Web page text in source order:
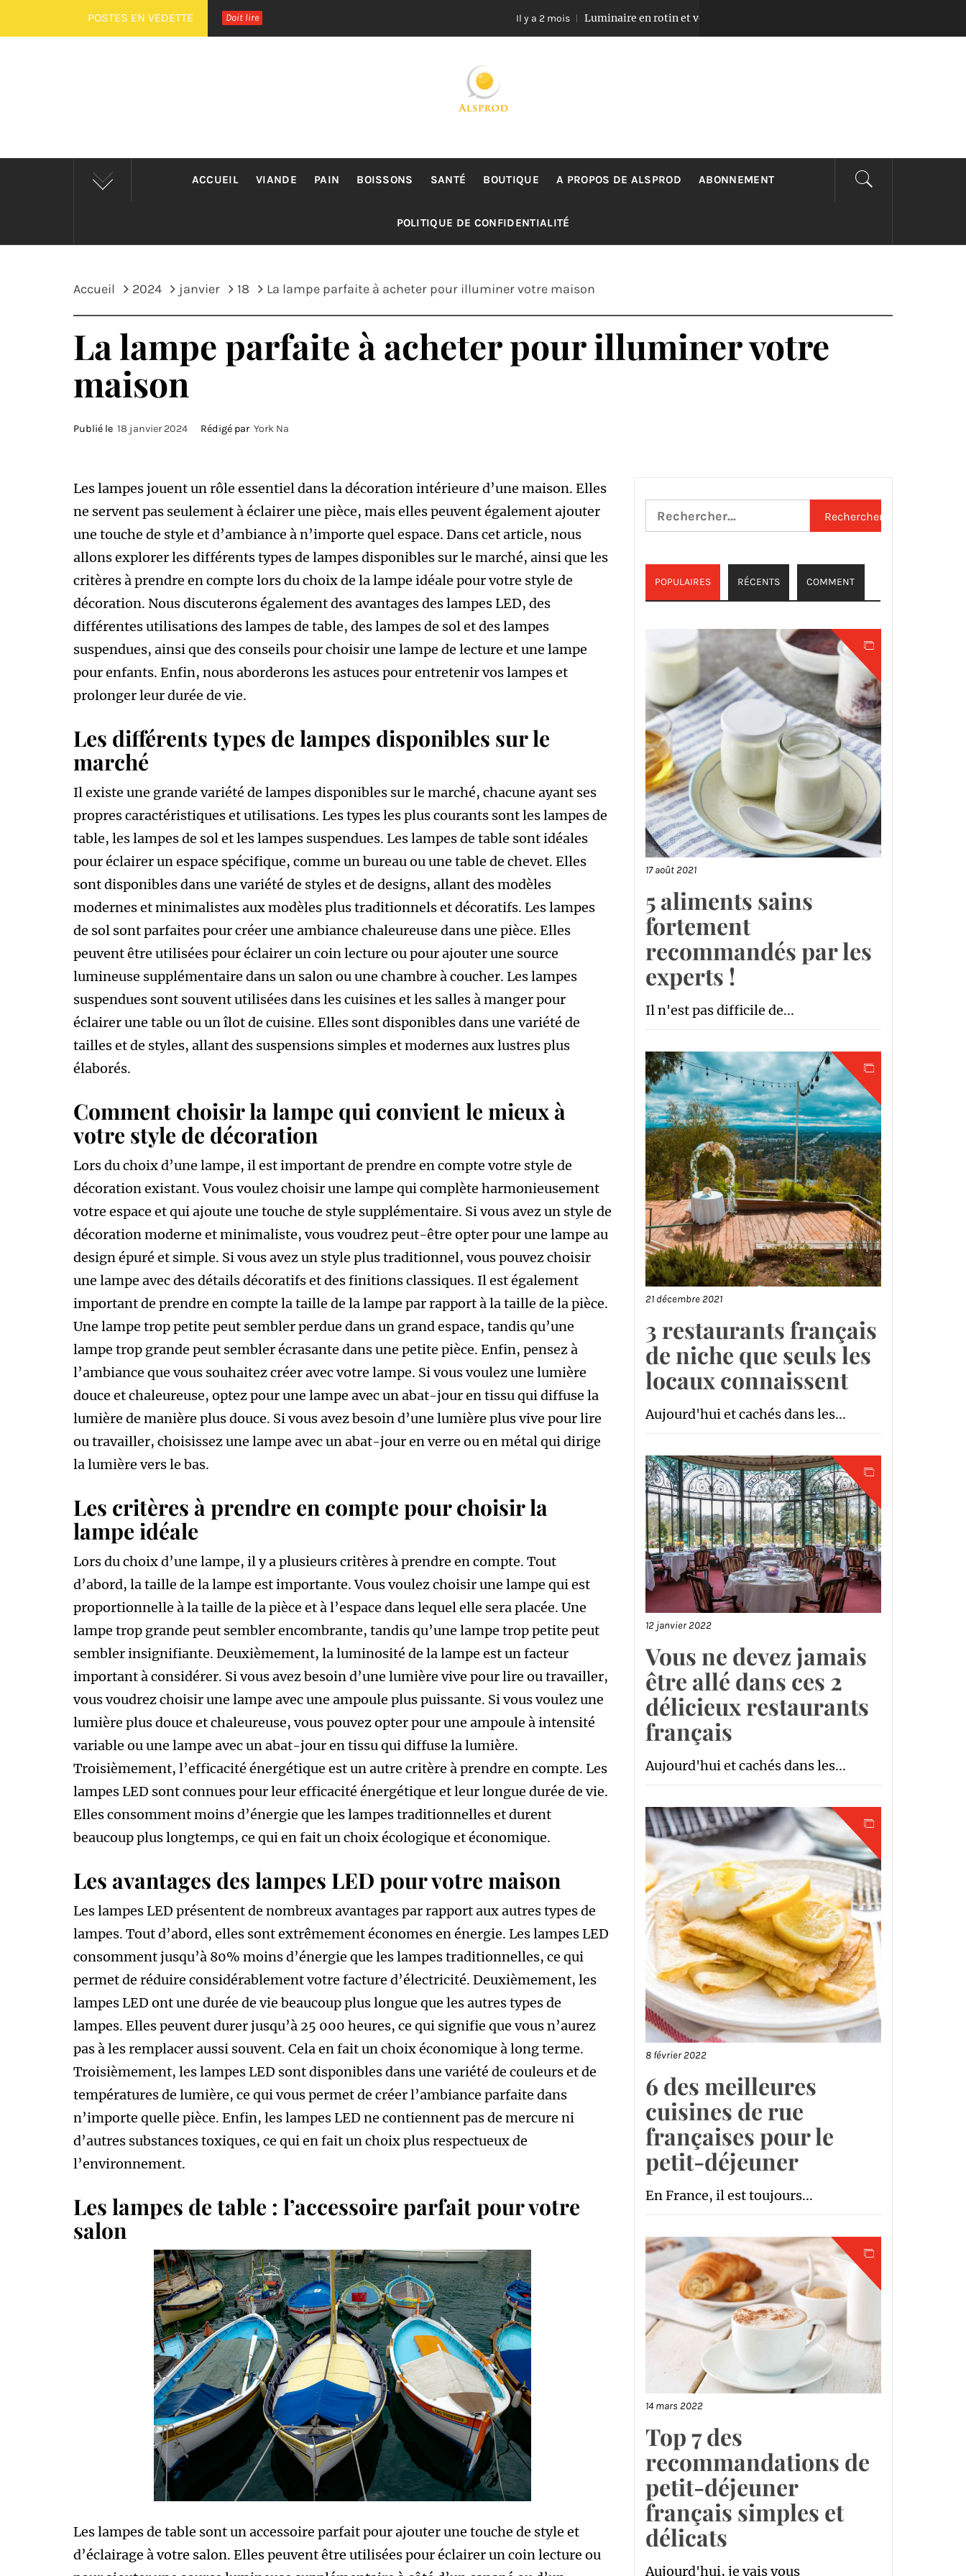
au
POSTES EN VEDETTE Doit lire Il y a 2 mois Luminaire en rotin et verre pour chambre avec lumière chaleureuse
ALSPROD
Site De Partage De Délicieux Plats
ACCUEIL VIANDE PAIN BOISSONS SANTÉ BOUTIQUE A PROPOS DE ALSPROD ABONNEMENT
POLITIQUE DE CONFIDENTIALITÉ
Accueil 2024 janvier 18 La lampe parfaite à acheter pour illuminer votre maison
La lampe parfaite à acheter pour illuminer votre
maison
Publié le 18 janvier 2024 Rédigé par York Na
Les lampes jouent un rôle essentiel dans la décoration intérieure d’une maison. Elles
ne servent pas seulement à éclairer une pièce, mais elles peuvent également ajouter
une touche de style et d’ambiance à n’importe quel espace. Dans cet article, nous
allons explorer les différents types de lampes disponibles sur le marché, ainsi que les
critères à prendre en compte lors du choix de la lampe idéale pour votre style de
décoration. Nous discuterons également des avantages des lampes LED, des
différentes utilisations des lampes de table, des lampes de sol et des lampes
suspendues, ainsi que des conseils pour choisir une lampe de lecture et une lampe
pour enfants. Enfin, nous aborderons les astuces pour entretenir vos lampes et
prolonger leur durée de vie.
Les différents types de lampes disponibles sur le
marché
Il existe une grande variété de lampes disponibles sur le marché, chacune ayant ses
propres caractéristiques et utilisations. Les types les plus courants sont les lampes de
table, les lampes de sol et les lampes suspendues. Les lampes de table sont idéales
pour éclairer un espace spécifique, comme un bureau ou une table de chevet. Elles
sont disponibles dans une variété de styles et de designs, allant des modèles
modernes et minimalistes aux modèles plus traditionnels et décoratifs. Les lampes
de sol sont parfaites pour créer une ambiance chaleureuse dans une pièce. Elles
peuvent être utilisées pour éclairer un coin lecture ou pour ajouter une source
lumineuse supplémentaire dans un salon ou une chambre à coucher. Les lampes
suspendues sont souvent utilisées dans les cuisines et les salles à manger pour
éclairer une table ou un îlot de cuisine. Elles sont disponibles dans une variété de
tailles et de styles, allant des suspensions simples et modernes aux lustres plus
élaborés.
Comment choisir la lampe qui convient le mieux à
votre style de décoration
Lors du choix d’une lampe, il est important de prendre en compte votre style de
décoration existant. Vous voulez choisir une lampe qui complète harmonieusement
votre espace et qui ajoute une touche de style supplémentaire. Si vous avez un style de
décoration moderne et minimaliste, vous voudrez peut-être opter pour une lampe au
design épuré et simple. Si vous avez un style plus traditionnel, vous pouvez choisir
une lampe avec des détails décoratifs et des finitions classiques. Il est également
important de prendre en compte la taille de la lampe par rapport à la taille de la pièce.
Une lampe trop petite peut sembler perdue dans un grand espace, tandis qu’une
lampe trop grande peut sembler écrasante dans une petite pièce. Enfin, pensez à
l’ambiance que vous souhaitez créer avec votre lampe. Si vous voulez une lumière
douce et chaleureuse, optez pour une lampe avec un abat-jour en tissu qui diffuse la
lumière de manière plus douce. Si vous avez besoin d’une lumière plus vive pour lire
ou travailler, choisissez une lampe avec un abat-jour en verre ou en métal qui dirige
la lumière vers le bas.
Les critères à prendre en compte pour choisir la
lampe idéale
Lors du choix d’une lampe, il y a plusieurs critères à prendre en compte. Tout
d’abord, la taille de la lampe est importante. Vous voulez choisir une lampe qui est
proportionnelle à la taille de la pièce et à l’espace dans lequel elle sera placée. Une
lampe trop grande peut sembler encombrante, tandis qu’une lampe trop petite peut
sembler insignifiante. Deuxièmement, la luminosité de la lampe est un facteur
important à considérer. Si vous avez besoin d’une lumière vive pour lire ou travailler,
vous voudrez choisir une lampe avec une ampoule plus puissante. Si vous voulez une
lumière plus douce et chaleureuse, vous pouvez opter pour une ampoule à intensité
variable ou une lampe avec un abat-jour en tissu qui diffuse la lumière.
Troisièmement, l’efficacité énergétique est un autre critère à prendre en compte. Les
lampes LED sont connues pour leur efficacité énergétique et leur longue durée de vie.
Elles consomment moins d’énergie que les lampes traditionnelles et durent
beaucoup plus longtemps, ce qui en fait un choix écologique et économique.
Les avantages des lampes LED pour votre maison
Les lampes LED présentent de nombreux avantages par rapport aux autres types de
lampes. Tout d’abord, elles sont extrêmement économes en énergie. Les lampes LED
consomment jusqu’à 80% moins d’énergie que les lampes traditionnelles, ce qui
permet de réduire considérablement votre facture d’électricité. Deuxièmement, les
lampes LED ont une durée de vie beaucoup plus longue que les autres types de
lampes. Elles peuvent durer jusqu’à 25 000 heures, ce qui signifie que vous n’aurez
pas à les remplacer aussi souvent. Cela en fait un choix économique à long terme.
Troisièmement, les lampes LED sont disponibles dans une variété de couleurs et de
températures de lumière, ce qui vous permet de créer l’ambiance parfaite dans
n’importe quelle pièce. Enfin, les lampes LED ne contiennent pas de mercure ni
d’autres substances toxiques, ce qui en fait un choix plus respectueux de
l’environnement.
Les lampes de table : l’accessoire parfait pour votre
salon
Les lampes de table sont un accessoire parfait pour ajouter une touche de style et
d’éclairage à votre salon. Elles peuvent être utilisées pour éclairer un coin lecture ou
Rechercher :
POPULAIRES RÉCENTS COMMENT
17 août 2021
5 aliments sains
fortement
recommandés par les
experts !
Il n'est pas difficile de...
21 décembre 2021
3 restaurants français
de niche que seuls les
locaux connaissent
Aujourd'hui et cachés dans les...
12 janvier 2022
Vous ne devez jamais
être allé dans ces 2
délicieux restaurants
français
Aujourd'hui et cachés dans les...
8 février 2022
6 des meilleures
cuisines de rue
françaises pour le
petit-déjeuner
En France, il est toujours...
14 mars 2022
Top 7 des
recommandations de
petit-déjeuner
français simples et
délicats
Aujourd'hui, je vais vous